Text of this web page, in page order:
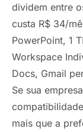
dividem entre
custa R$ 34/
PowerPoint, 1
Workspace
Docs, Gmail
Se sua
mais que a